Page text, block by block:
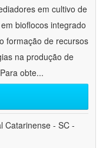
em cultivo de
bioflocos integrado
formação de recursos
na produção de
obte...
Catarinense - SC -